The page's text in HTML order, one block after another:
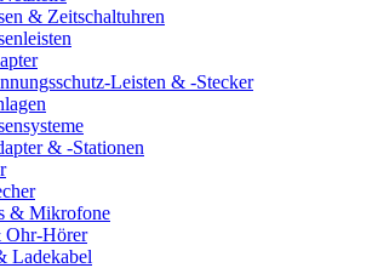
& Zeitschaltuhren
Leisten & -Stecker
& -Stationen
& Mikrofone
Hörer
Ladekabel